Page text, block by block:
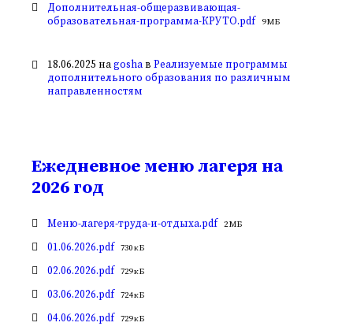
Вложения
Дополнительная-общеразвивающая-
образовательная-программа-КРУТО.pdf Размер
9 МБ
18.06.2025 наgosha в Реализуемые программы
дополнительного образования по различным
направленностям
Ежедневное меню лагеря на
2026 год
Вложения
Меню-лагеря-труда-и-отдыха.pdf Размер
2 МБ
01.06.2026.pdf Размер
730 кБ
02.06.2026.pdf Размер
729 кБ
03.06.2026.pdf Размер
724 кБ
04.06.2026.pdf Размер
729 кБ